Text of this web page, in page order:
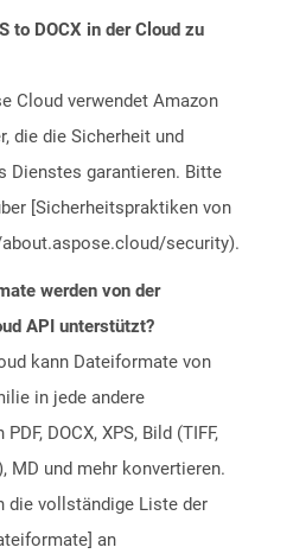
to DOCX in der Cloud zu
Cloud verwendet Amazon
die die Sicherheit und
Dienstes garantieren. Bitte
[Sicherheitspraktiken von
security).
werden von der
API unterstützt?
kann Dateiformate von
in jede andere
DOCX, XPS, Bild (TIFF,
MD und mehr konvertieren.
die vollständige Liste der
an